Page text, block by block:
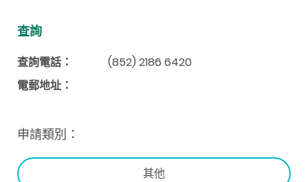
查詢
查詢電話：
(852) 2186 6420
電郵地址：
申請類別：
其他